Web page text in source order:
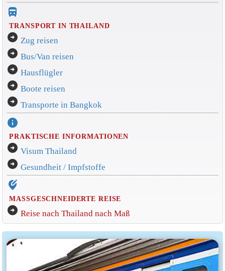
directions_bus_filled
TRANSPORT IN THAILAND
arrow_circle_right Zug reisen
arrow_circle_right Bus/Van reisen
arrow_circle_right Hausflügler
arrow_circle_right Boote reisen
arrow_circle_right Transporte in Bangkok
info
PRAKTISCHE INFORMATIONEN
arrow_circle_right Visum Thailand
arrow_circle_right Gesundheit / Impfstoffe
edit_location_alt
MASSGESCHNEIDERTE REISE
arrow_circle_right Reise nach Thailand nach Maß